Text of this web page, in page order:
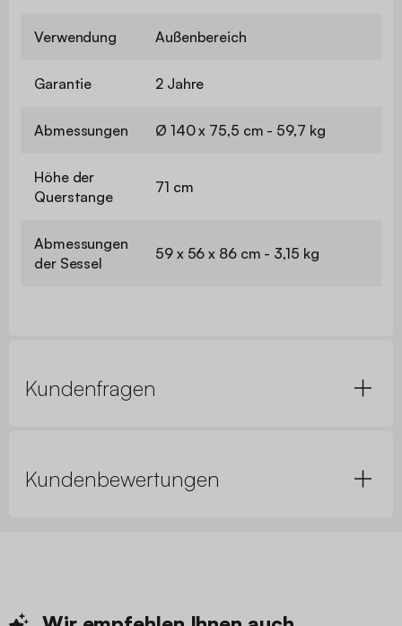
Verwendung Außenbereich
Garantie 2 Jahre
Abmessungen Ø 140 x 75,5 cm - 59,7 kg
Höhe der
Querstange
71 cm
Abmessungen
der Sessel
59 x 56 x 86 cm - 3,15 kg
Kundenfragen
Kundenbewertungen